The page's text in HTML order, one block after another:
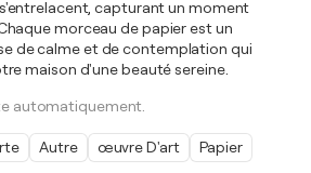
capturant un moment
morceau de papier est un
de calme et de contemplation qui
maison d'une beauté sereine.
automatiquement.
Autre œuvre D'art Papier